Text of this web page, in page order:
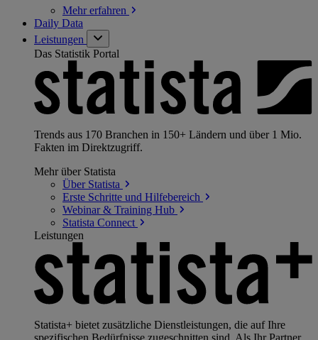
Mehrerfahren
Daily Data
Leistungen
Das Statistik Portal
Trends aus 170 Branchen in 150+ Ländern und über 1 Mio.
Fakten im Direktzugriff.
Mehr über Statista
Über Statista
Erste Schritte und Hilfebereich
Webinar & Training Hub
Statista Connect
Leistungen
Statista+ bietet zusätzliche Dienstleistungen, die auf Ihre
spezifischen Bedürfnisse zugeschnitten sind. Als Ihr Partner